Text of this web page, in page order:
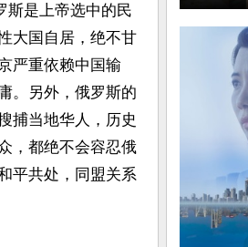
斯是上帝选中的民
大国自居，绝不甘
严重依赖中国输
。另外，俄罗斯的
捕当地华人，历史
，都绝不会容忍俄
平共处，同盟关系